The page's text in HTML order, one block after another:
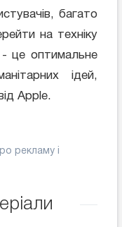
багато
на техніку
- це оптимальне
ідей,
Apple.
рекламу і